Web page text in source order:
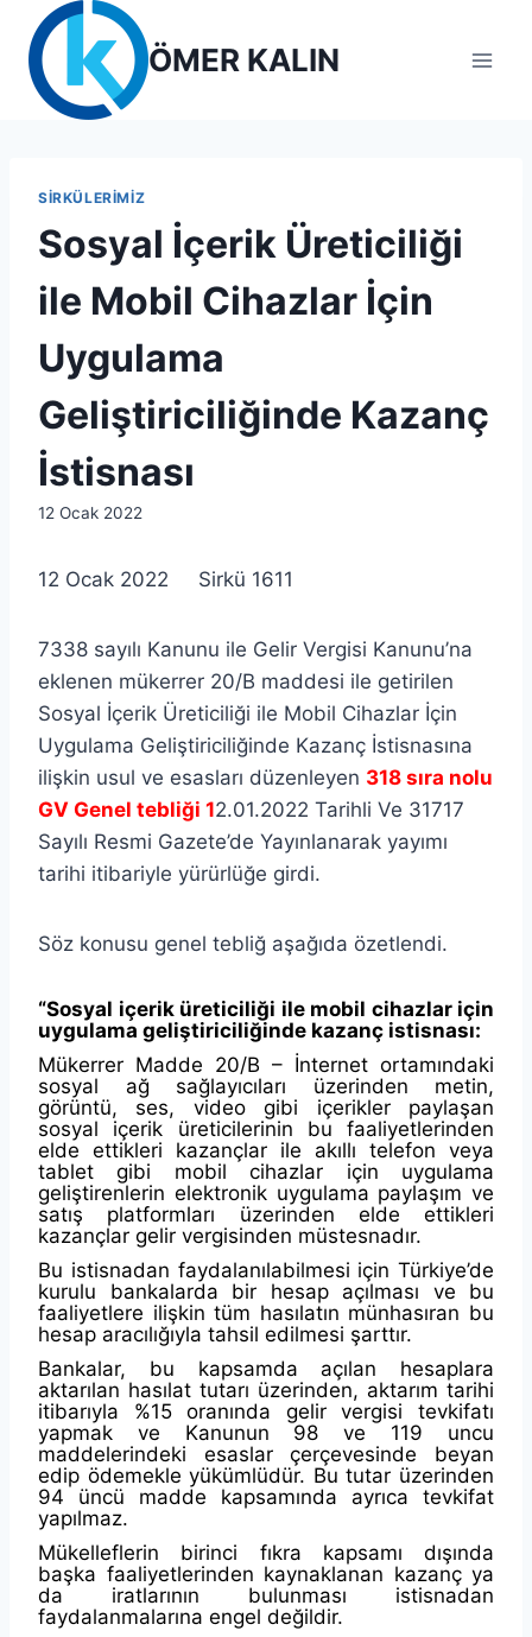
content
ÖMER KALIN
SIRKÜLERIMIZ
Sosyal İçerik Üreticiliği
ile Mobil Cihazlar İçin
Uygulama
Geliştiriciliğinde Kazanç
İstisnası
By
12 Ocak 2022
12 Ocak 2022 Sirkü 1611
7338 sayılı Kanunu ile Gelir Vergisi Kanunu’na
eklenen mükerrer 20/B maddesi ile getirilen
Sosyal İçerik Üreticiliği ile Mobil Cihazlar İçin
Uygulama Geliştiriciliğinde Kazanç İstisnasına
ilişkin usul ve esasları düzenleyen 318 sıra nolu
GV Genel tebliği 12.01.2022 Tarihli Ve 31717
Sayılı Resmi Gazete’de Yayınlanarak yayımı
tarihi itibariyle yürürlüğe girdi.
Söz konusu genel tebliğ aşağıda özetlendi.
“Sosyal içerik üreticiliği ile mobil cihazlar için
uygulama geliştiriciliğinde kazanç istisnası:
Mükerrer Madde 20/B – İnternet ortamındaki
sosyal ağ sağlayıcıları üzerinden metin,
görüntü, ses, video gibi içerikler paylaşan
sosyal içerik üreticilerinin bu faaliyetlerinden
elde ettikleri kazançlar ile akıllı telefon veya
tablet gibi mobil cihazlar için uygulama
geliştirenlerin elektronik uygulama paylaşım ve
satış platformları üzerinden elde ettikleri
kazançlar gelir vergisinden müstesnadır.
Bu istisnadan faydalanılabilmesi için Türkiye’de
kurulu bankalarda bir hesap açılması ve bu
faaliyetlere ilişkin tüm hasılatın münhasıran bu
hesap aracılığıyla tahsil edilmesi şarttır.
Bankalar, bu kapsamda açılan hesaplara
aktarılan hasılat tutarı üzerinden, aktarım tarihi
itibarıyla %15 oranında gelir vergisi tevkifatı
yapmak ve Kanunun 98 ve 119 uncu
maddelerindeki esaslar çerçevesinde beyan
edip ödemekle yükümlüdür. Bu tutar üzerinden
94 üncü madde kapsamında ayrıca tevkifat
yapılmaz.
Mükelleflerin birinci fıkra kapsamı dışında
başka faaliyetlerinden kaynaklanan kazanç ya
da iratlarının bulunması istisnadan
faydalanmalarına engel değildir.